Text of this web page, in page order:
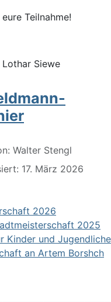
Teilnahme!
Siewe
Walter Stengl
17. März 2026
2026
2025
Kinder und Jugendliche
an Artem Borshch